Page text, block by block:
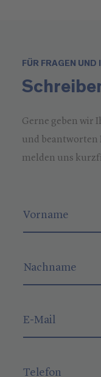
FÜR FRAGEN UND
Gerne geben wir
und beantworten
melden uns